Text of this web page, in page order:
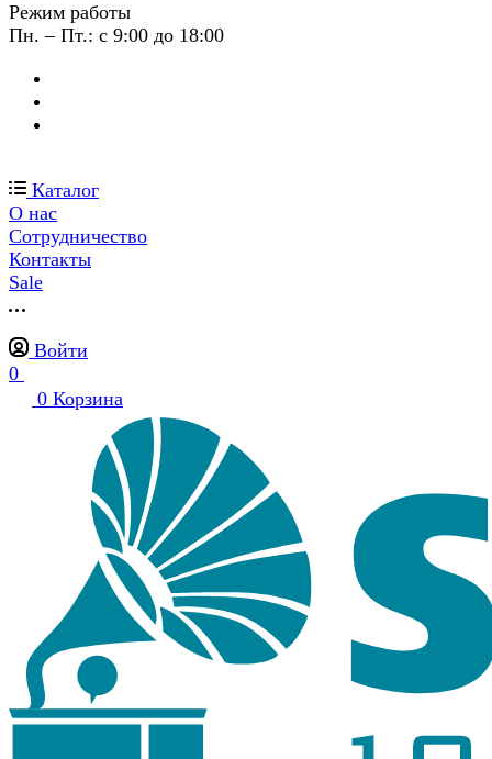
Режим работы
Пн. – Пт.: с 9:00 до 18:00
Каталог
О нас
Сотрудничество
Контакты
Sale
Войти
0
0 Корзина